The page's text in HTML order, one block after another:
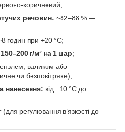
речовин: ~82–88 % —
годин при +20 °C;
150–200 г/м² на 1 шар;
валиком або
чи безповітряне);
нанесення: від −10 °C до
(для регулювання в’язкості до